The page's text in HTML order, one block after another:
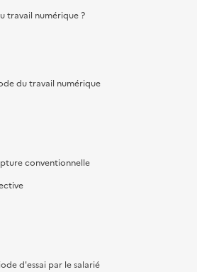
travail numérique ?
du travail numérique
conventionnelle
d'essai par le salarié